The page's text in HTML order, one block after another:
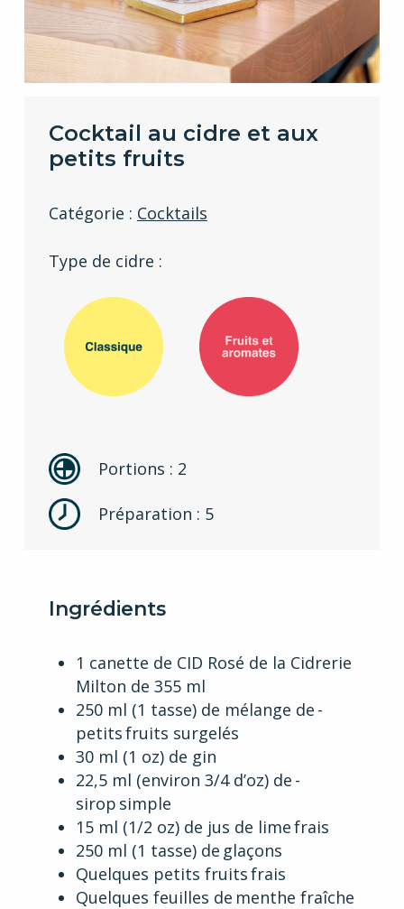
Cocktail au cidre et aux
petits fruits
Catégorie : Cocktails
Type de cidre :
Portions : 2
Préparation : 5
Ingrédients
1 canette de CID Rosé de la Cidrerie
Milton de 355 ml
250 ml (1 tasse) de mélange de ­
petits fruits surgelés
30 ml (1 oz) de gin
22,5 ml (environ 3/4 d’oz) de ­
sirop simple
15 ml (1/2 oz) de jus de lime frais
250 ml (1 tasse) de glaçons
Quelques petits fruits frais
Quelques feuilles de menthe fraîche